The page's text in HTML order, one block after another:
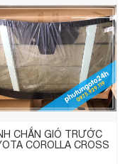
CHẮN GIÓ TRƯỚC
COROLLA CROSS